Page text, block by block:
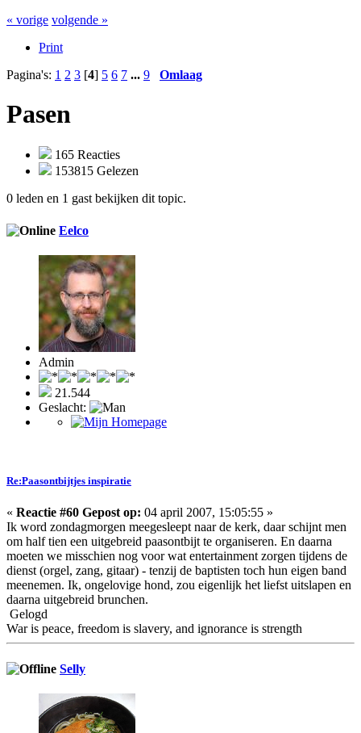
« vorige volgende »
Print
Pagina's: 1 2 3 [4] 5 6 7 ... 9 Omlaag
Pasen
165 Reacties
153815 Gelezen
0 leden en 1 gast bekijken dit topic.
Eelco
Admin
21.544
Geslacht:
Re:Paasontbijtjes inspiratie
« Reactie #60 Gepost op: 04 april 2007, 15:05:55 »
Ik word zondagmorgen meegesleept naar de kerk, daar schijnt men
om half tien een uitgebreid paasontbijt te organiseren. En daarna
moeten we misschien nog voor wat entertainment zorgen tijdens de
dienst (orgel, zang, gitaar) - tenzij de baptisten toch hun eigen band
meenemen. Ik, ongelovige hond, zou eigenlijk het liefst uitslapen en
daarna uitgebreid brunchen.
Gelogd
War is peace, freedom is slavery, and ignorance is strength
Selly